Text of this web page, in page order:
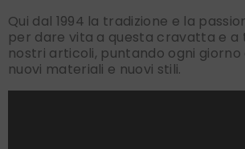
Qui dal 1994 la tradizione e la
per dare vita a questa cravatta e a
nostri articoli, puntando ogni
nuovi materiali e nuovi stili.